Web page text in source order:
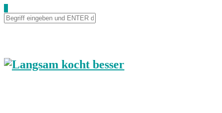
to
Recipe